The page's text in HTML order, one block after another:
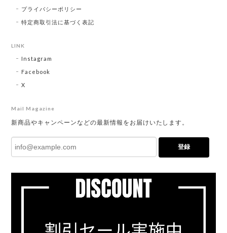
プライバシーポリシー
特定商取引法に基づく表記
LINK
Instagram
Facebook
X
Mail Magazine
新商品やキャンペーンなどの最新情報をお届けいたします。
登録